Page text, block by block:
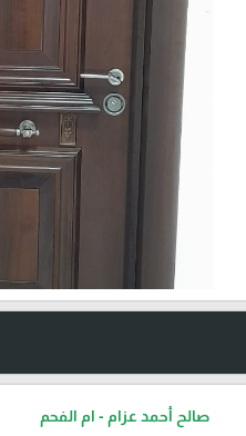
صالح أحمد عزام - ام الفحم